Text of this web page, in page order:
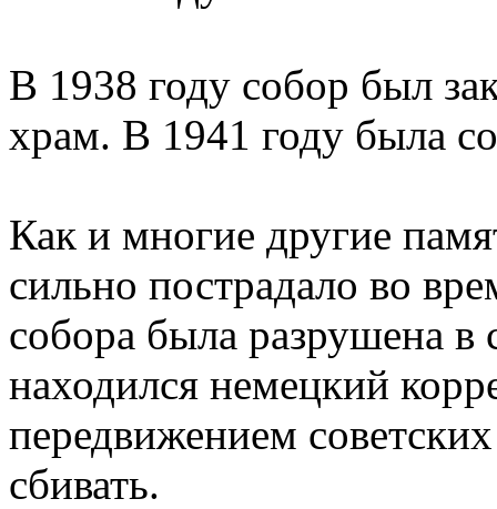
В 1938 году собор был
храм. В 1941 году была
Как и многие другие
сильно пострадало во
собора была разрушена в
находился немецкий
передвижением
сбивать.